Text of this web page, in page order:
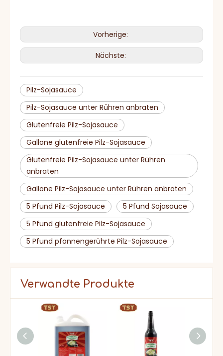
Vorherige:
Nächste:
Pilz-Sojasauce
Pilz-Sojasauce unter Rühren anbraten
Glutenfreie Pilz-Sojasauce
Gallone glutenfreie Pilz-Sojasauce
Glutenfreie Pilz-Sojasauce unter Rühren
anbraten
Gallone Pilz-Sojasauce unter Rühren anbraten
5 Pfund Pilz-Sojasauce
5 Pfund Sojasauce
5 Pfund glutenfreie Pilz-Sojasauce
5 Pfund pfannengerührte Pilz-Sojasauce
Verwandte Produkte